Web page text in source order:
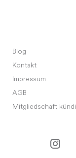
Blog
Kontakt
Impressum
AGB
Mitgliedschaft